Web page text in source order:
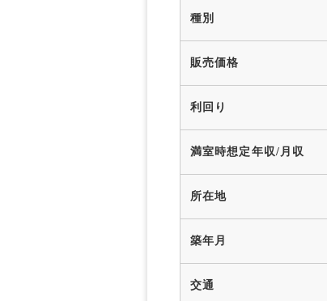
種別
販売価格
利回り
満室時想定年収/月収
所在地
築年月
交通